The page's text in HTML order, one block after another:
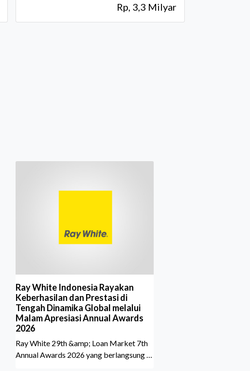
Rp, 3,3 Milyar
Ray White Indonesia Rayakan
Keberhasilan dan Prestasi di
Tengah Dinamika Global melalui
Malam Apresiasi Annual Awards
2026
Ray White 29th &amp; Loan Market 7th
Annual Awards 2026 yang berlangsung di